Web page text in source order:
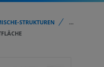
STRUKTUREN
...